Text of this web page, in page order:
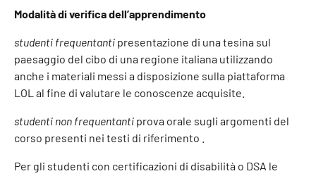
Modalità di verifica dell’apprendimento
studenti frequentanti presentazione di una tesina sul
paesaggio del cibo di una regione italiana utilizzando
anche i materiali messi a disposizione sulla piattaforma
LOL al fine di valutare le conoscenze acquisite.
studenti non frequentanti prova orale sugli argomenti del
corso presenti nei testi di riferimento .
Per gli studenti con certificazioni di disabilità o DSA le